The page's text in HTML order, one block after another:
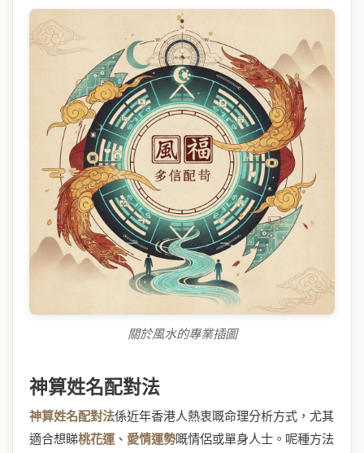
關於風水的專業插圖
神算姓名配對法
神算姓名配對法係近年香港人熱衷嘅命理分析方式，尤其
適合想睇桃花運 、 愛情運勢嘅情侶或單身人士。呢種方法